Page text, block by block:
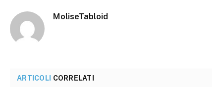
MoliseTabloid
ARTICOLI CORRELATI